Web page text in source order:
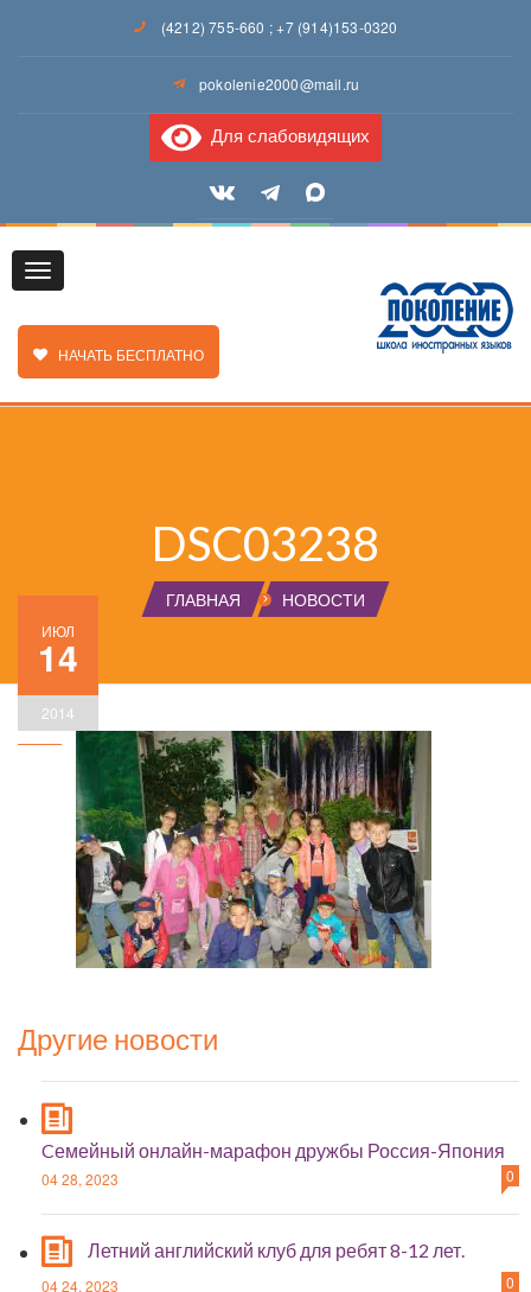
(4212) 755-660 ;+7 (914)153-0320
pokolenie2000@mail.ru
Для слабовидящих
Toggle
ЗАКАЗАТЬ ЗВОНОК
НАЧАТЬ БЕСПЛАТНО
DSC03238
ГЛАВНАЯ НОВОСТИ
ИЮЛ
14
2014
Другие новости
Cемейный онлайн-марафон дружбы Россия-Япония
04 28, 2023 0
Летний английский клуб для ребят 8-12 лет.
04 24, 2023 0